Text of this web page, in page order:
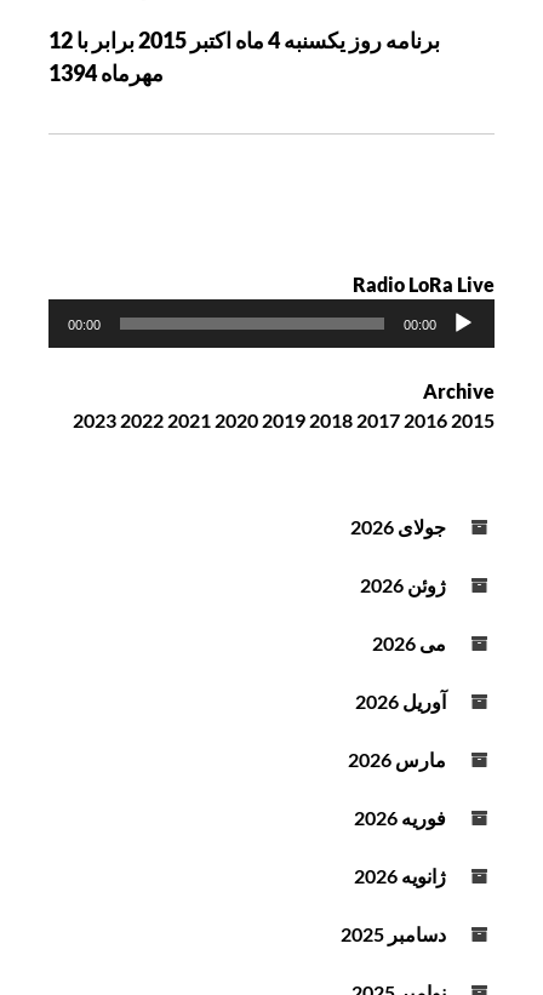
ت
برنامه روز يکسنبه 4 ماه اکتبر 2015 برابر با 12
مهرماه 1394
Radio LoRa Live
ک
ن
ه
و
00:00
00:00
Archive
2015
2016
2017
2018
2019
2020
2021
2022
2023
جولای 2026
ژوئن 2026
می 2026
آوریل 2026
مارس 2026
فوریه 2026
ژانویه 2026
دسامبر 2025